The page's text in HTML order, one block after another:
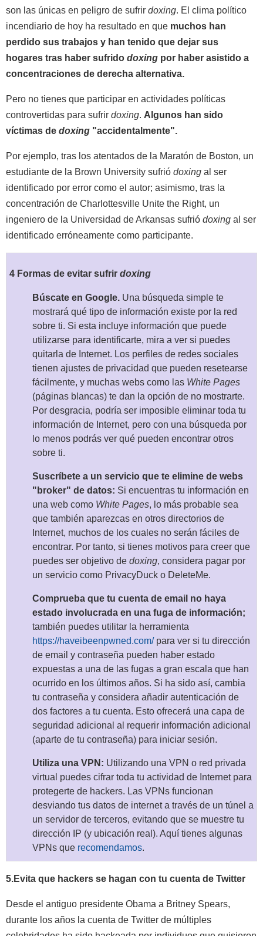
son las únicas en peligro de sufrir doxing. El clima político
incendiario de hoy ha resultado en que muchos han
perdido sus trabajos y han tenido que dejar sus
hogares tras haber sufrido doxing por haber asistido a
concentraciones de derecha alternativa.
Pero no tienes que participar en actividades políticas
controvertidas para sufrir doxing. Algunos han sido
víctimas de doxing "accidentalmente".
Por ejemplo, tras los atentados de la Maratón de Boston, un
estudiante de la Brown University sufrió doxing al ser
identificado por error como el autor; asimismo, tras la
concentración de Charlottesville Unite the Right, un
ingeniero de la Universidad de Arkansas sufrió doxing al ser
identificado erróneamente como participante.
4 Formas de evitar sufrir doxing
Búscate en Google. Una búsqueda simple te
mostrará qué tipo de información existe por la red
sobre ti. Si esta incluye información que puede
utilizarse para identificarte, mira a ver si puedes
quitarla de Internet. Los perfiles de redes sociales
tienen ajustes de privacidad que pueden resetearse
fácilmente, y muchas webs como las White Pages
(páginas blancas) te dan la opción de no mostrarte.
Por desgracia, podría ser imposible eliminar toda tu
información de Internet, pero con una búsqueda por
lo menos podrás ver qué pueden encontrar otros
sobre ti.
Suscríbete a un servicio que te elimine de webs
"broker" de datos: Si encuentras tu información en
una web como White Pages, lo más probable sea
que también aparezcas en otros directorios de
Internet, muchos de los cuales no serán fáciles de
encontrar. Por tanto, si tienes motivos para creer que
puedes ser objetivo de doxing, considera pagar por
un servicio como PrivacyDuck o DeleteMe.
Comprueba que tu cuenta de email no haya
estado involucrada en una fuga de información;
también puedes utilitar la herramienta
https://haveibeenpwned.com/para ver si tu dirección
de email y contraseña pueden haber estado
expuestas a una de las fugas a gran escala que han
ocurrido en los últimos años. Si ha sido así, cambia
tu contraseña y considera añadir autenticación de
dos factores a tu cuenta. Esto ofrecerá una capa de
seguridad adicional al requerir información adicional
(aparte de tu contraseña) para iniciar sesión.
Utiliza una VPN: Utilizando una VPN o red privada
virtual puedes cifrar toda tu actividad de Internet para
protegerte de hackers. Las VPNs funcionan
desviando tus datos de internet a través de un túnel a
un servidor de terceros, evitando que se muestre tu
dirección IP (y ubicación real). Aquí tienes algunas
VPNs que recomendamos.
5.Evita que hackers se hagan con tu cuenta de Twitter
Desde el antiguo presidente Obama a Britney Spears,
durante los años la cuenta de Twitter de múltiples